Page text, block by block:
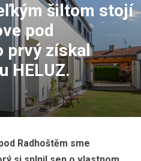
šiltom stojí
pod
prvý získal
HELUZ.
Radhoštěm sme